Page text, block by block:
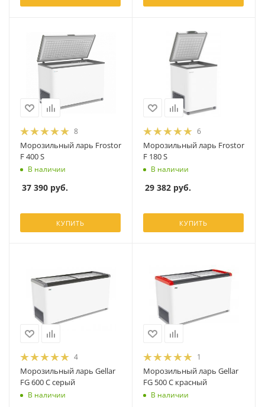
8
Морозильный ларь Frostor
F 400 S
В наличии
37 390 руб.
КУПИТЬ
6
Морозильный ларь Frostor
F 180 S
В наличии
29 382 руб.
КУПИТЬ
4
Морозильный ларь Gellar
FG 600 C серый
В наличии
1
Морозильный ларь Gellar
FG 500 C красный
В наличии